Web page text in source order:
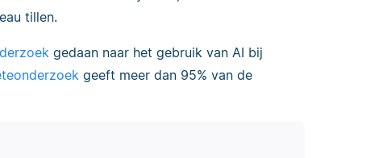
tillen.
gedaan naar het gebruik van AI bij
geeft meer dan 95% van de